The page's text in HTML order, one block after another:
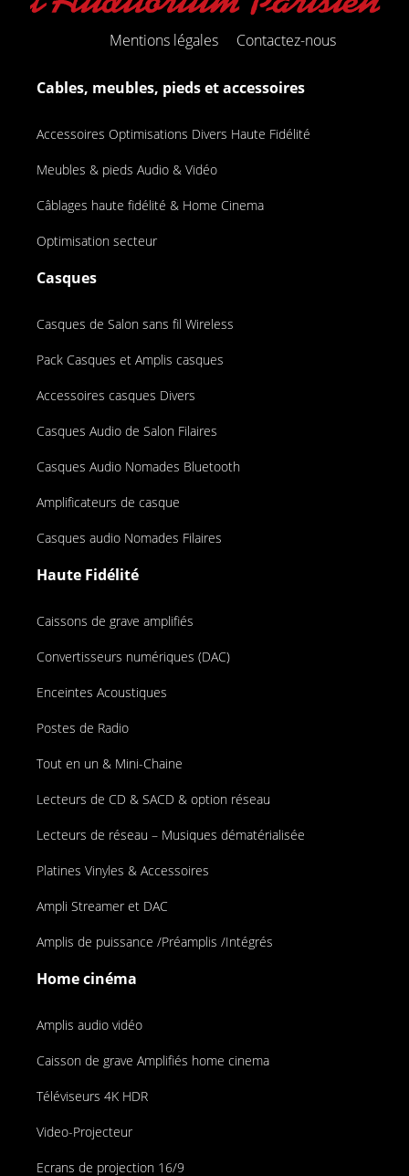
Mentions légales Contactez-nous
Cables, meubles, pieds et accessoires
Accessoires Optimisations Divers Haute Fidélité
Meubles & pieds Audio & Vidéo
Câblages haute fidélité & Home Cinema
Optimisation secteur
Casques
Casques de Salon sans fil Wireless
Pack Casques et Amplis casques
Accessoires casques Divers
Casques Audio de Salon Filaires
Casques Audio Nomades Bluetooth
Amplificateurs de casque
Casques audio Nomades Filaires
Haute Fidélité
Caissons de grave amplifiés
Convertisseurs numériques (DAC)
Enceintes Acoustiques
Postes de Radio
Tout en un & Mini-Chaine
Lecteurs de CD & SACD & option réseau
Lecteurs de réseau – Musiques dématérialisée
Platines Vinyles & Accessoires
Ampli Streamer et DAC
Amplis de puissance /Préamplis /Intégrés
Home cinéma
Amplis audio vidéo
Caisson de grave Amplifiés home cinema
Téléviseurs 4K HDR
Video-Projecteur
Ecrans de projection 16/9